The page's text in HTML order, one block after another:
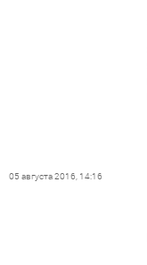
05 августа 2016, 14:16